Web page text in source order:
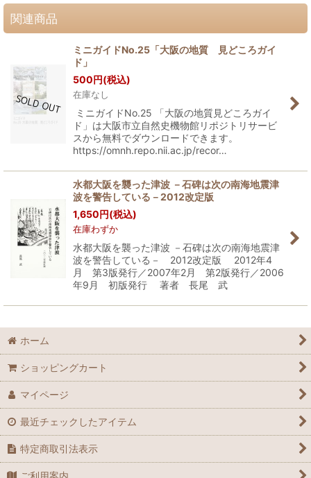
関連商品
ミニガイドNo.25「大阪の地質 見どころガイ
ド」
500円(税込)
在庫なし
ミニガイドNo.25 「大阪の地質見どころガイ
ド」は大阪市立自然史機物館リポジトリサービ
スから無料でダウンロードできます。
https://omnh.repo.nii.ac.jp/recor…
水都大阪を襲った津波 －石碑は次の南海地震津
波を警告している－2012改定版
1,650円(税込)
在庫わずか
水都大阪を襲った津波 －石碑は次の南海地震津
波を警告している－ 2012改定版 2012年4
月 第3版発行／2007年2月 第2版発行／2006
年9月 初版発行 著者 長尾 武
ホーム
ショッピングカート
マイページ
最近チェックしたアイテム
特定商取引法表示
ご利用案内